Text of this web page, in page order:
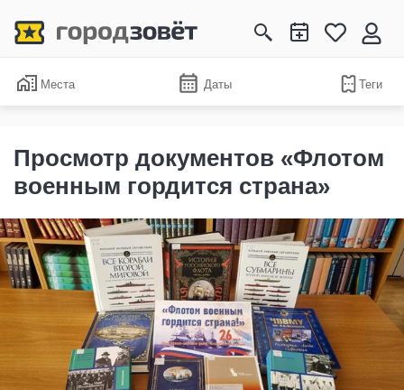
Места Даты Теги
Просмотр документов «Флотом
военным гордится страна»